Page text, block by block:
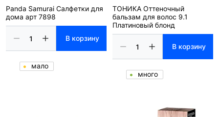
Panda Samurai Салфетки для
дома арт 7898
В корзину
мало
ТОНИКА Оттеночный
бальзам для волос 9.1
Платиновый блонд
В корзину
много